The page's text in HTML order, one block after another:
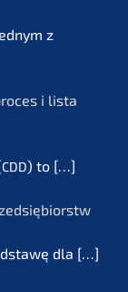
z
i lista
CDD) to […]
dla […]